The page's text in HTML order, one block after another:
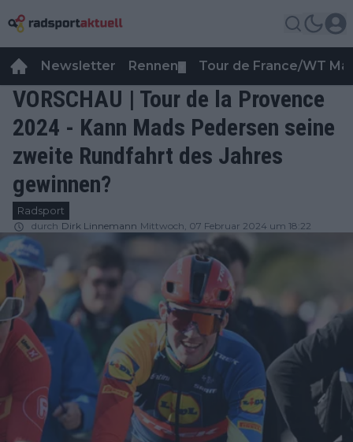
Newsletter Rennen Tour de France/WT
VORSCHAU | Tour de la Provence
2024 - Kann Mads Pedersen seine
zweite Rundfahrt des Jahres
gewinnen?
Radsport
durch Dirk Linnemann Mittwoch, 07 Februar 2024 um 18:22